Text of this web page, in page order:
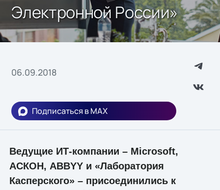
Электронной России»
06.09.2018
Подписаться в MAX
Ведущие ИТ-компании – Microsoft,
АСКОН, ABBYY и «Лаборатория
Касперского» – присоединились к